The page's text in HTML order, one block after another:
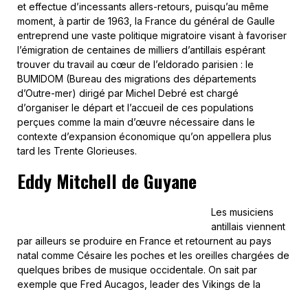
et effectue d’incessants allers-retours, puisqu’au même
moment, à partir de 1963, la France du général de Gaulle
entreprend une vaste politique migratoire visant à favoriser
l’émigration de centaines de milliers d’antillais espérant
trouver du travail au cœur de l’eldorado parisien : le
BUMIDOM (Bureau des migrations des départements
d’Outre-mer) dirigé par Michel Debré est chargé
d’organiser le départ et l’accueil de ces populations
perçues comme la main d’œuvre nécessaire dans le
contexte d’expansion économique qu’on appellera plus
tard les Trente Glorieuses.
Eddy Mitchell de Guyane
Les musiciens
antillais viennent
par ailleurs se produire en France et retournent au pays
natal comme Césaire les poches et les oreilles chargées de
quelques bribes de musique occidentale. On sait par
exemple que Fred Aucagos, leader des Vikings de la